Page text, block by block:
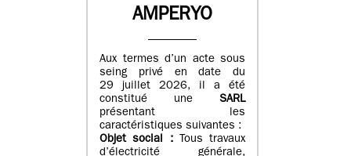
AMPERYO
Aux termes d’un acte sous
seing privé en date du
29 juillet 2026, il a été
constitué une SARL
présentant les
caractéristiques suivantes :
Objet social :
Tous travaux
d’électricité générale,